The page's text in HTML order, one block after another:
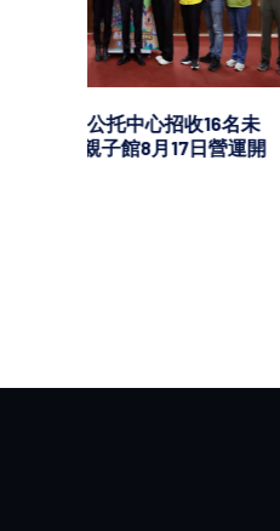
海保署攜手夏威夷
研究中心 有效管控